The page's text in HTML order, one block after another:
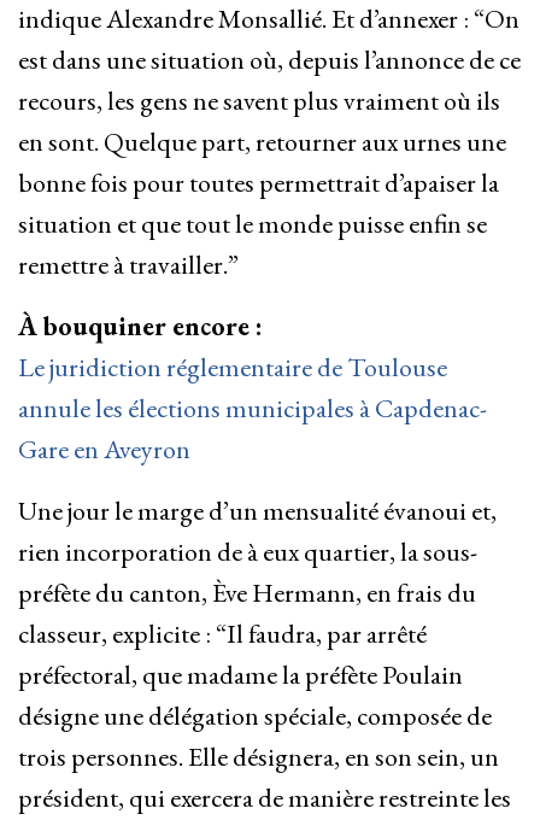
indique Alexandre Monsallié. Et d’annexer : “On
est dans une situation où, depuis l’annonce de ce
recours, les gens ne savent plus vraiment où ils
en sont. Quelque part, retourner aux urnes une
bonne fois pour toutes permettrait d’apaiser la
situation et que tout le monde puisse enfin se
remettre à travailler.”
À bouquiner encore :
Le juridiction réglementaire de Toulouse
annule les élections municipales à Capdenac-
Gare en Aveyron
Une jour le marge d’un mensualité évanoui et,
rien incorporation de à eux quartier, la sous-
préfète du canton, Ève Hermann, en frais du
classeur, explicite : “Il faudra, par arrêté
préfectoral, que madame la préfète Poulain
désigne une délégation spéciale, composée de
trois personnes. Elle désignera, en son sein, un
président, qui exercera de manière restreinte les